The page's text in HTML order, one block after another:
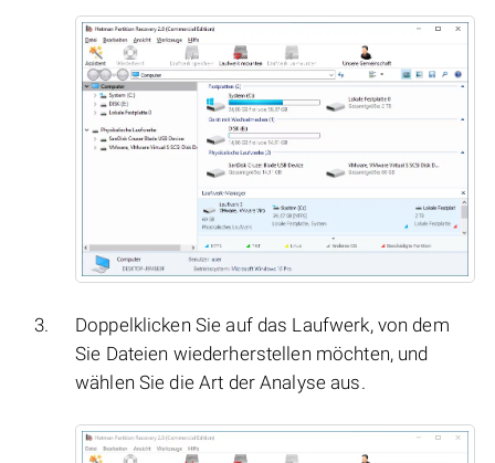
Doppelklicken Sie auf das Laufwerk, von dem
Sie Dateien wiederherstellen möchten, und
wählen Sie die Art der Analyse aus.